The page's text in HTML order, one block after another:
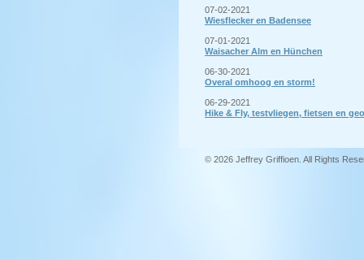
07-02-2021
Wiesflecker en Badensee
07-01-2021
Waisacher Alm en Hünchen
06-30-2021
Overal omhoog en storm!
06-29-2021
Hike & Fly, testvliegen, fietsen en
© 2026 Jeffrey Griffioen. All Rights